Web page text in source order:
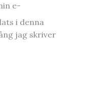
e-
i denna
jag skriver